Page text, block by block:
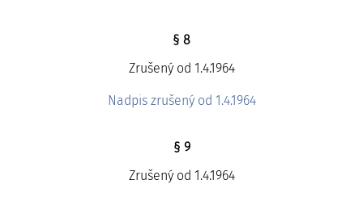
§ 8
Zrušený od 1.4.1964
Nadpis zrušený od 1.4.1964
§ 9
Zrušený od 1.4.1964